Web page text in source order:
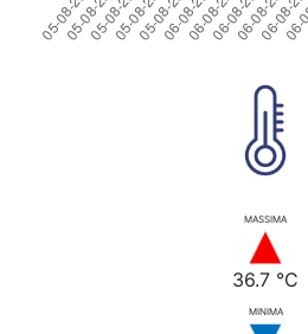
MASSIMA
36.7 °C
MINIMA